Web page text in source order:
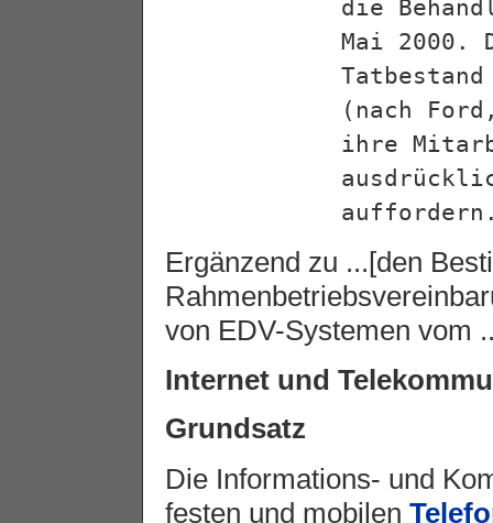
die
Mai 2000.
(nach
ihre
Ergänzend zu ...[den
von EDV-Systemen vom
Internet und
Grundsatz
Die Informations- und
festen und mobilen